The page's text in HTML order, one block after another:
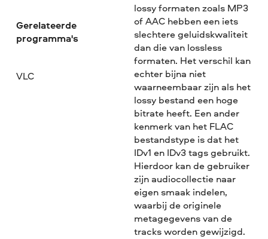
Gerelateerde
programma's
VLC
lossy formaten zoals MP3
of AAC hebben een iets
slechtere geluidskwaliteit
dan die van lossless
formaten. Het verschil kan
echter bijna niet
waarneembaar zijn als het
lossy bestand een hoge
bitrate heeft. Een ander
kenmerk van het FLAC
bestandstype is dat het
IDv1 en IDv3 tags gebruikt.
Hierdoor kan de gebruiker
zijn audiocollectie naar
eigen smaak indelen,
waarbij de originele
metagegevens van de
tracks worden gewijzigd.